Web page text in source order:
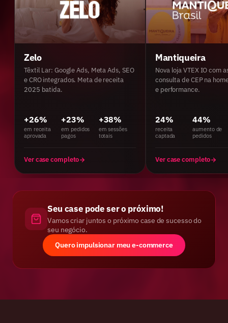
Zelo
Têxtil Lar: Google Ads, Meta Ads, SEO
e CRO integrados. Meta de receita
2025 batida.
+26%
em receita
aprovada
+23%
em pedidos
pagos
+38%
em sessões
totais
Ver case completo
Mantiqueira
Nova loja VTEX IO com
consulta de CEP na
e performance.
24%
receita
captada
44%
aumento de
pedidos
Ver case completo
Seu case pode ser o próximo!
Vamos criar juntos o próximo case de sucesso do
seu negócio.
Quero impulsionar meu e-commerce